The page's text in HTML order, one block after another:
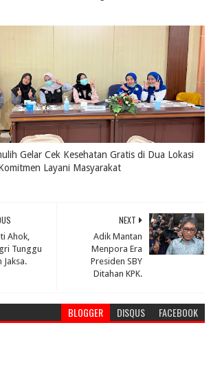
Gelar Cek Kesehatan Gratis di Dua Lokasi
Layani Masyarakat
NEXT
Adik Mantan
Menpora Era
Presiden SBY
Ditahan KPK.
Ahok,
Tunggu
Jaksa.
BLOGGER DISQUS FACEBOOK